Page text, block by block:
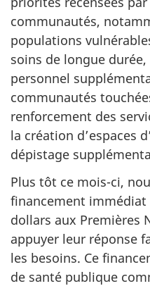
communautés,
populations
soins de longue
personnel
communautés
renforcement des
la création d’espaces
dépistage
Plus tôt ce mois-ci,
financement immédiat
dollars aux Premières
appuyer leur réponse
les besoins. Ce
de santé publique